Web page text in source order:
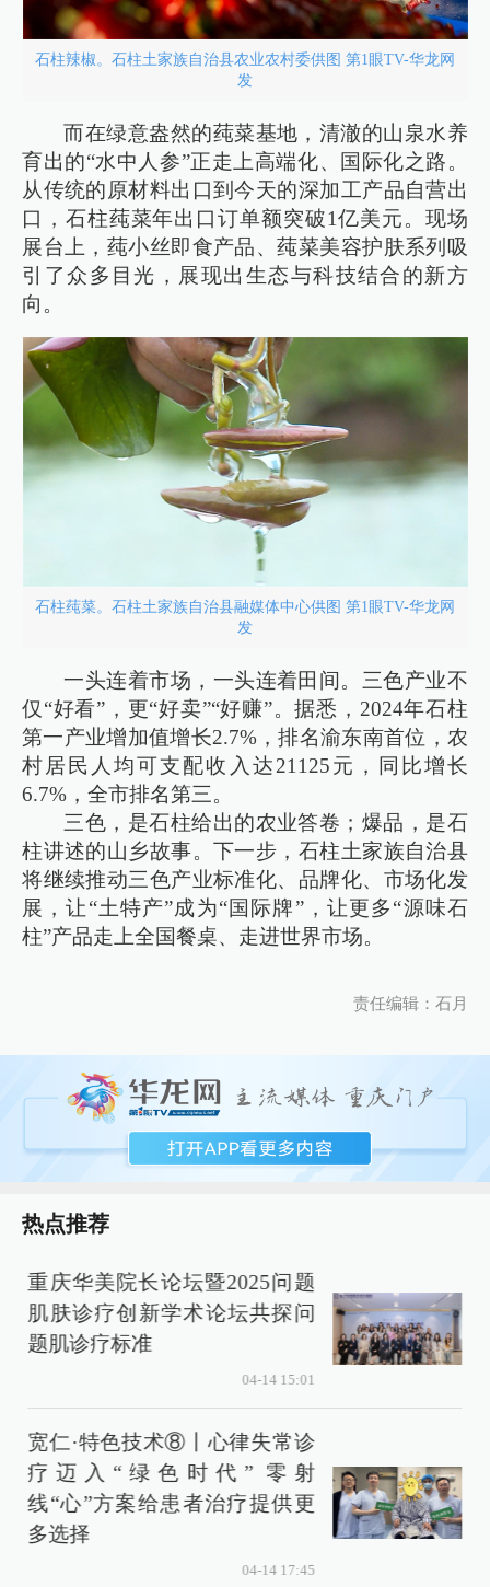
石柱辣椒。石柱土家族自治县农业农村委供图 第1眼TV-华龙网
发
而在绿意盎然的莼菜基地，清澈的山泉水养
育出的“水中人参”正走上高端化、国际化之路。
从传统的原材料出口到今天的深加工产品自营出
口，石柱莼菜年出口订单额突破1亿美元。现场
展台上，莼小丝即食产品、莼菜美容护肤系列吸
引了众多目光，展现出生态与科技结合的新方
向。
石柱莼菜。石柱土家族自治县融媒体中心供图 第1眼TV-华龙网
发
一头连着市场，一头连着田间。三色产业不
仅“好看”，更“好卖”“好赚”。据悉，2024年石柱
第一产业增加值增长2.7%，排名渝东南首位，农
村居民人均可支配收入达21125元，同比增长
6.7%，全市排名第三。
三色，是石柱给出的农业答卷；爆品，是石
柱讲述的山乡故事。下一步，石柱土家族自治县
将继续推动三色产业标准化、品牌化、市场化发
展，让“土特产”成为“国际牌”，让更多“源味石
柱”产品走上全国餐桌、走进世界市场。
责任编辑：石月
热点推荐
重庆华美院长论坛暨2025问题
肌肤诊疗创新学术论坛共探问
题肌诊疗标准
04-14 15:01
宽仁·特色技术⑧丨心律失常诊
疗迈入“绿色时代” 零射
线“心”方案给患者治疗提供更
多选择
04-14 17:45